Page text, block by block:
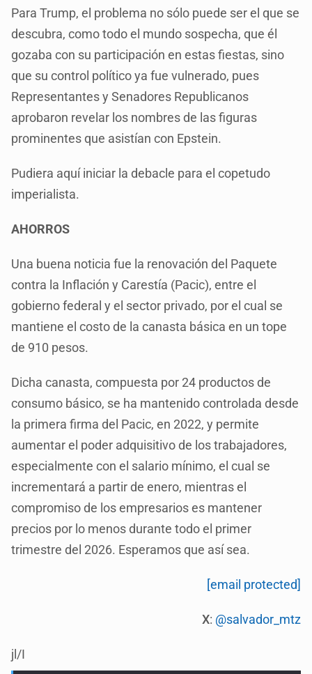
Para Trump, el problema no sólo puede ser el que se
descubra, como todo el mundo sospecha, que él
gozaba con su participación en estas fiestas, sino
que su control político ya fue vulnerado, pues
Representantes y Senadores Republicanos
aprobaron revelar los nombres de las figuras
prominentes que asistían con Epstein.
Pudiera aquí iniciar la debacle para el copetudo
imperialista.
AHORROS
Una buena noticia fue la renovación del Paquete
contra la Inflación y Carestía (Pacic), entre el
gobierno federal y el sector privado, por el cual se
mantiene el costo de la canasta básica en un tope
de 910 pesos.
Dicha canasta, compuesta por 24 productos de
consumo básico, se ha mantenido controlada desde
la primera firma del Pacic, en 2022, y permite
aumentar el poder adquisitivo de los trabajadores,
especialmente con el salario mínimo, el cual se
incrementará a partir de enero, mientras el
compromiso de los empresarios es mantener
precios por lo menos durante todo el primer
trimestre del 2026. Esperamos que así sea.
[email protected]
X: @salvador_mtz
jl/I